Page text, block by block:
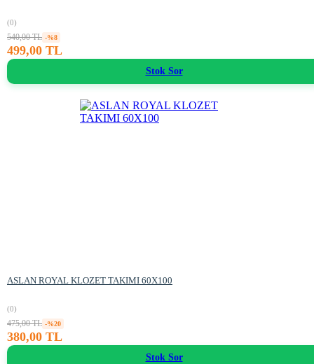
(0)
540,00 TL -%8
499,00 TL
Stok Sor
ASLAN ROYAL KLOZET TAKIMI 60X100
(0)
475,00 TL -%20
380,00 TL
Stok Sor